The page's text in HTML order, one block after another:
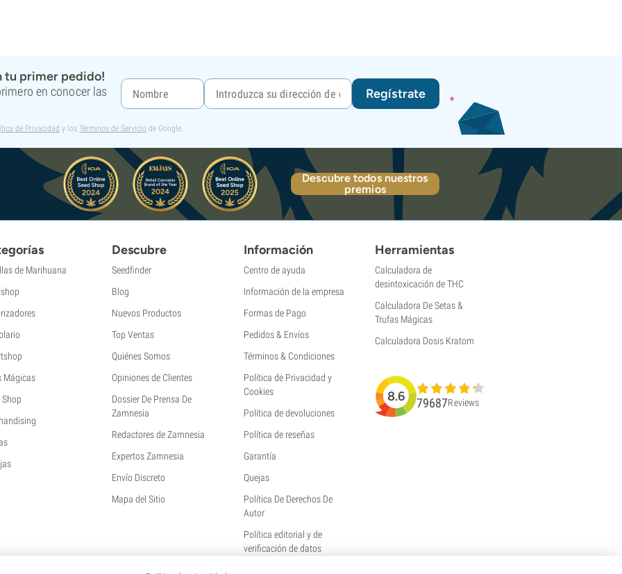
tu primer pedido!
en conocer las
Regístrate
de Privacidad y los Términos de Servicio de Google.
Descubre todos nuestros
premios
de Marihuana
Mágicas
Shop
Descubre
Seedfinder
Blog
Nuevos Productos
Top Ventas
Quiénes Somos
Opiniones de Clientes
Dossier De Prensa De
Zamnesia
Redactores de Zamnesia
Expertos Zamnesia
Envío Discreto
Mapa del Sitio
Información
Centro de ayuda
Información de la empresa
Formas de Pago
Pedidos & Envíos
Términos & Condiciones
Política de Privacidad y
Cookies
Política de devoluciones
Política de reseñas
Garantía
Quejas
Política De Derechos De
Autor
Política editorial y de
verificación de datos
Herramientas
Calculadora de
desintoxicación de THC
Calculadora De Setas &
Trufas Mágicas
Calculadora Dosis Kratom
8.6 79687Reviews